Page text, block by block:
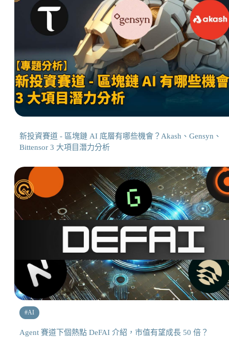
新投資賽道 - 區塊鏈 AI 底層有哪些機會？Akash、Gensyn、
Bittensor 3 大項目潛力分析
#AI
Agent 賽道下個熱點 DeFAI 介紹，市值有望成長 50 倍？